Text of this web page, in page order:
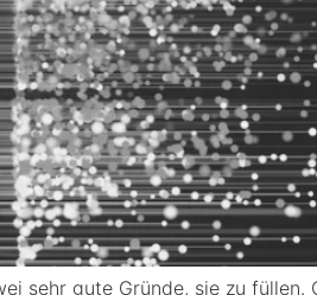
sehr gute Gründe, sie zu füllen.